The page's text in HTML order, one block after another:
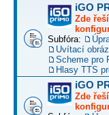
iGO
Zde
Subfóra:
Uvítací
Scheme pro
Hlasy TTS
iGO
Zde